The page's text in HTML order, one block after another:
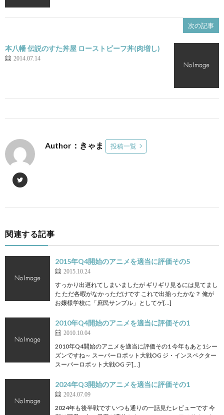
次の記事
本八幡 伝説のすた丼屋 ローストビーフ丼(肉増し)
2014.07.14
Author：きゃま 投稿一覧
関連する記事
2015年Q4開始のアニメを適当に評価その5
2015.10.24
すっかり出遅れてしまいましたが ギリギリ見るには見てまし
た ただ各暇がなかっただけです これで出揃ったかな？ 俺が
お嬢様学校に「庶民サンプル」としてゲ[…]
2010年Q4開始のアニメを適当に評価その1
2010.10.04
2010年Q4開始のアニメを適当に評価その1 今年もあと1シー
ズンですね～ スーパーロボット大戦OG ジ・インスペクター
スーパーロボット大戦OG デ[…]
2024年Q3開始のアニメを適当に評価その1
2024.07.09
2024年も後半戦です いつも通りの一話見たレビューです 今